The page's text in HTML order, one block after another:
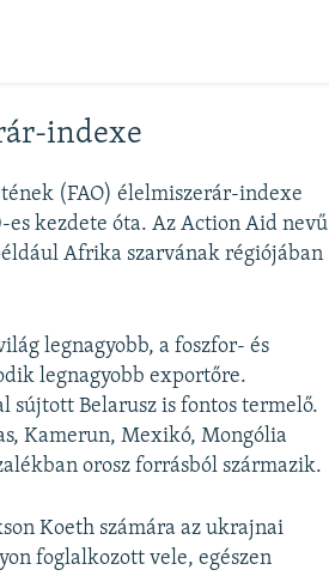
indexe
(FAO) élelmiszerár-indexe
kezdete óta. Az Action Aid nevű
Afrika szarvának régiójában
legnagyobb, a foszfor- és
legnagyobb exportőre.
sújtott Belarusz is fontos termelő.
Kamerun, Mexikó, Mongólia
orosz forrásból származik.
Koeth számára az ukrajnai
foglalkozott vele, egészen